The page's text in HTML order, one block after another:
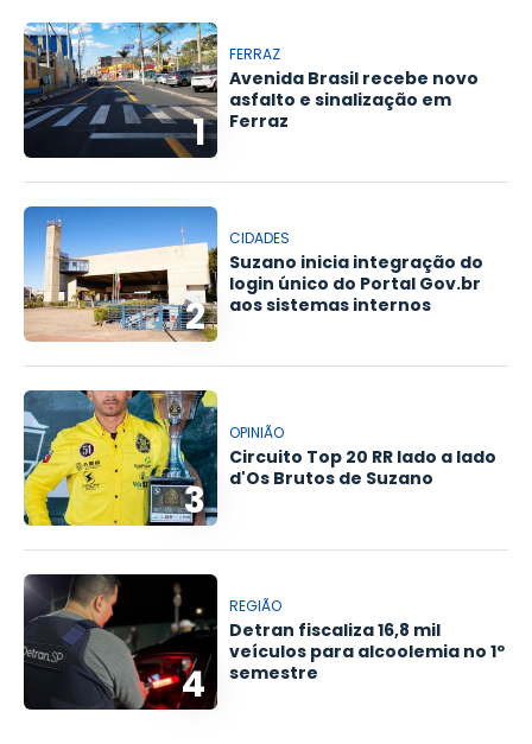
1
FERRAZ
Avenida Brasil recebe novo
asfalto e sinalização em
Ferraz
2
CIDADES
Suzano inicia integração do
login único do Portal Gov.br
aos sistemas internos
3
OPINIÃO
Circuito Top 20 RR lado a lado
d'Os Brutos de Suzano
4
REGIÃO
Detran fiscaliza 16,8 mil
veículos para alcoolemia no 1º
semestre